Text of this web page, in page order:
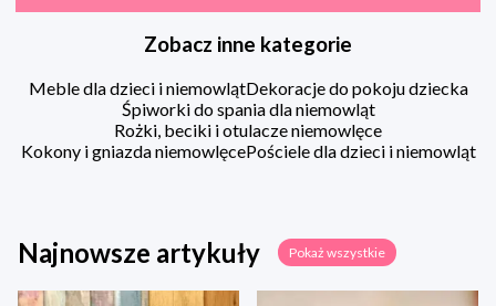
Zobacz inne kategorie
Meble dla dzieci i niemowlątDekoracje do pokoju dziecka
Śpiworki do spania dla niemowląt
Rożki, beciki i otulacze niemowlęce
Kokony i gniazda niemowlęcePościele dla dzieci i niemowląt
Najnowsze artykuły Pokaż wszystkie